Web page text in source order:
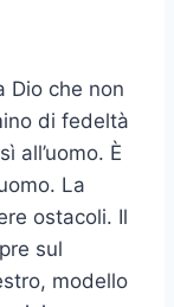
Dio che non
di fedeltà
all’uomo. È
La
ostacoli. Il
sul
modello